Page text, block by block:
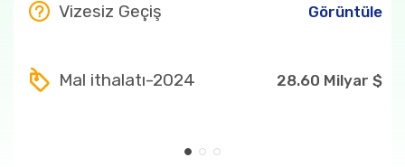
71
2.85 Milyar $
Vizesiz Geçiş Görüntüle
Mal ithalatı-2024 28.60 Milyar $